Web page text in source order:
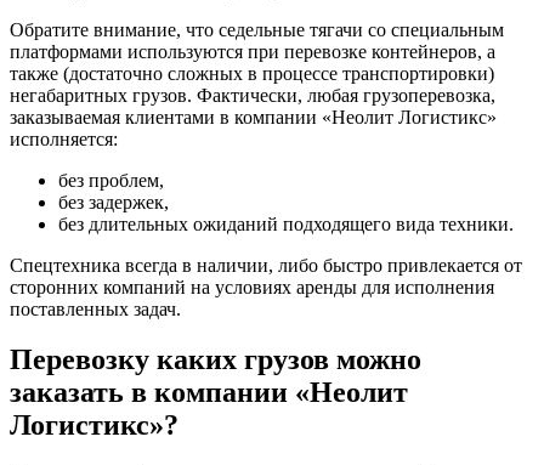
Обратите внимание, что седельные тягачи со специальным
платформами используются при перевозке контейнеров, а
также (достаточно сложных в процессе транспортировки)
негабаритных грузов. Фактически, любая грузоперевозка,
заказываемая клиентами в компании «Неолит Логистикс»
исполняется:
без проблем,
без задержек,
без длительных ожиданий подходящего вида техники.
Спецтехника всегда в наличии, либо быстро привлекается от
сторонних компаний на условиях аренды для исполнения
поставленных задач.
Перевозку каких грузов можно
заказать в компании «Неолит
Логистикс»?